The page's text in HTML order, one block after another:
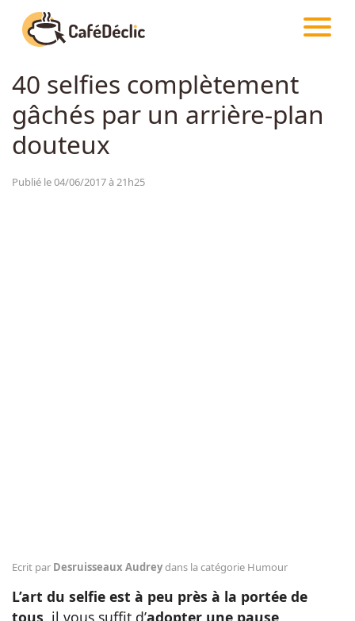
Créativité
CAFÉDÉCLIC ARTICLES HUMOUR
40 selfies complètement
gâchés par un arrière-plan
douteux
Publié le 04/06/2017 à 21h25
Ecrit par Desruisseaux Audreydans la catégorie Humour
L’art du selfie est à peu près à la portée de
tous, il vous suffit d’adopter une pause